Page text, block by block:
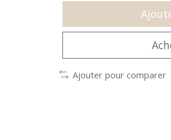
Ajouter pour comparer